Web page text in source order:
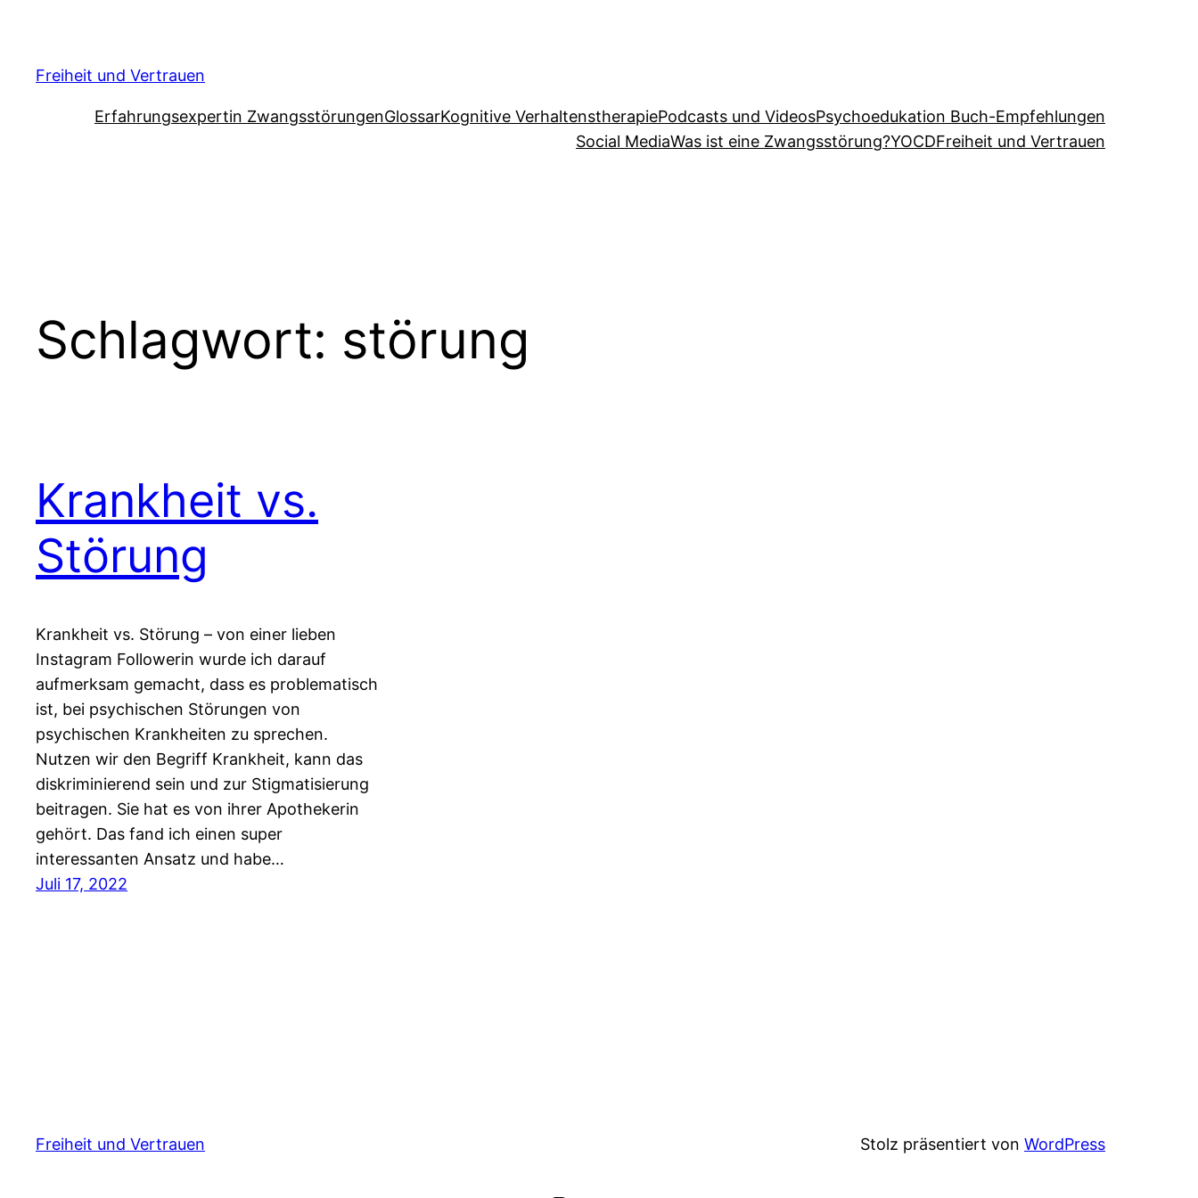
springen
Freiheit und Vertrauen
Erfahrungsexpertin ZwangsstörungenGlossarKognitive VerhaltenstherapiePodcasts und VideosPsychoedukation Buch-Empfehlungen
Social MediaWas ist eine Zwangsstörung?YOCDFreiheit und Vertrauen
Schlagwort: störung
Krankheit vs.
Störung
Krankheit vs. Störung – von einer lieben
Instagram Followerin wurde ich darauf
aufmerksam gemacht, dass es problematisch
ist, bei psychischen Störungen von
psychischen Krankheiten zu sprechen.
Nutzen wir den Begriff Krankheit, kann das
diskriminierend sein und zur Stigmatisierung
beitragen. Sie hat es von ihrer Apothekerin
gehört. Das fand ich einen super
interessanten Ansatz und habe…
Juli 17, 2022
Freiheit und Vertrauen Stolz präsentiert von WordPress